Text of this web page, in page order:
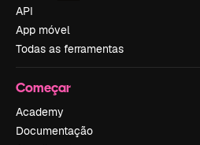
API
App móvel
Todas as ferramentas
Começar
Academy
Documentação